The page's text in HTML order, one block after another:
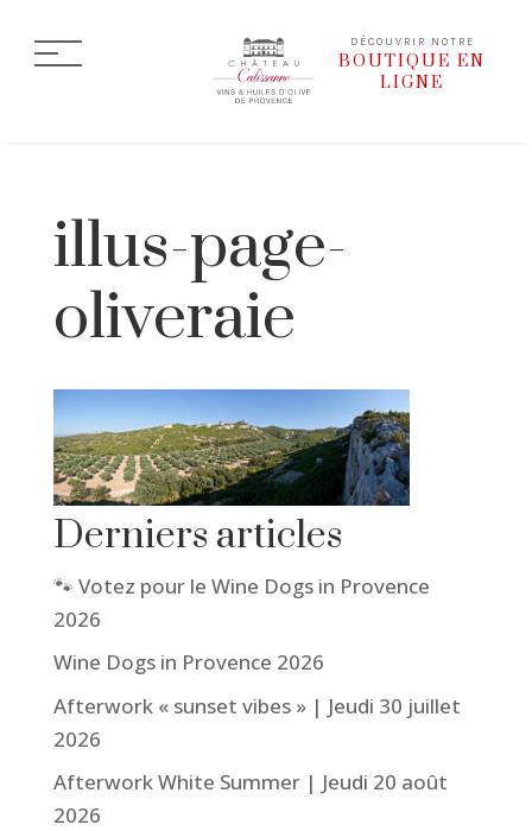
DÉCOUVRIR NOTRE
BOUTIQUE EN
LIGNE
illus-page-
oliveraie
Derniers articles
🐾 Votez pour le Wine Dogs in Provence
2026
Wine Dogs in Provence 2026
Afterwork « sunset vibes » | Jeudi 30 juillet
2026
Afterwork White Summer | Jeudi 20 août
2026